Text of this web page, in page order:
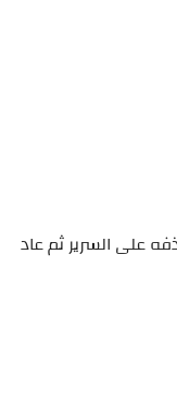
على السرير ثم عاد